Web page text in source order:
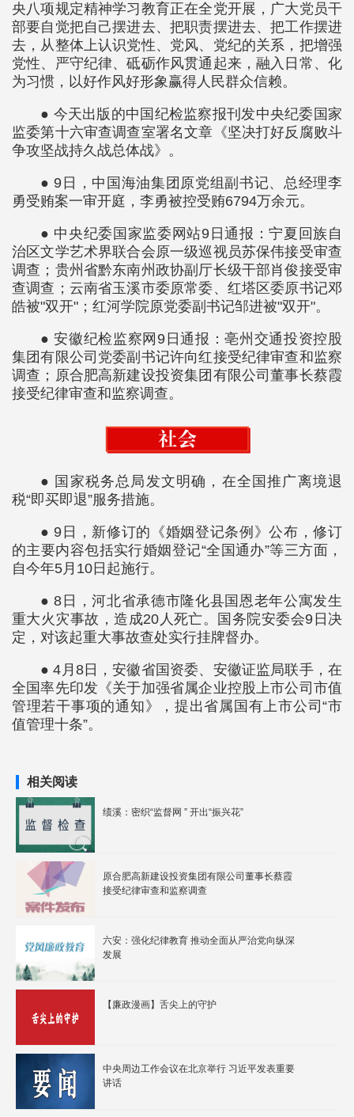
央八项规定精神学习教育正在全党开展，广大党员干
部要自觉把自己摆进去、把职责摆进去、把工作摆进
去，从整体上认识党性、党风、党纪的关系，把增强
党性、严守纪律、砥砺作风贯通起来，融入日常、化
为习惯，以好作风好形象赢得人民群众信赖。
● 今天出版的中国纪检监察报刊发中央纪委国家
监委第十六审查调查室署名文章《坚决打好反腐败斗
争攻坚战持久战总体战》。
● 9日，中国海油集团原党组副书记、总经理李
勇受贿案一审开庭，李勇被控受贿6794万余元。
● 中央纪委国家监委网站9日通报：宁夏回族自
治区文学艺术界联合会原一级巡视员苏保伟接受审查
调查；贵州省黔东南州政协副厅长级干部肖俊接受审
查调查；云南省玉溪市委原常委、红塔区委原书记邓
皓被"双开"；红河学院原党委副书记邹进被"双开"。
● 安徽纪检监察网9日通报：亳州交通投资控股
集团有限公司党委副书记许向红接受纪律审查和监察
调查；原合肥高新建设投资集团有限公司董事长蔡霞
接受纪律审查和监察调查。
● 国家税务总局发文明确，在全国推广离境退
税“即买即退”服务措施。
● 9日，新修订的《婚姻登记条例》公布，修订
的主要内容包括实行婚姻登记“全国通办”等三方面，
自今年5月10日起施行。
● 8日，河北省承德市隆化县国恩老年公寓发生
重大火灾事故，造成20人死亡。国务院安委会9日决
定，对该起重大事故查处实行挂牌督办。
● 4月8日，安徽省国资委、安徽证监局联手，在
全国率先印发《关于加强省属企业控股上市公司市值
管理若干事项的通知》，提出省属国有上市公司“市
值管理十条”。
相关阅读
绩溪：密织“监督网 ” 开出“振兴花”
原合肥高新建设投资集团有限公司董事长蔡霞
接受纪律审查和监察调查
六安：强化纪律教育 推动全面从严治党向纵深
发展
【廉政漫画】舌尖上的守护
中央周边工作会议在北京举行 习近平发表重要
讲话